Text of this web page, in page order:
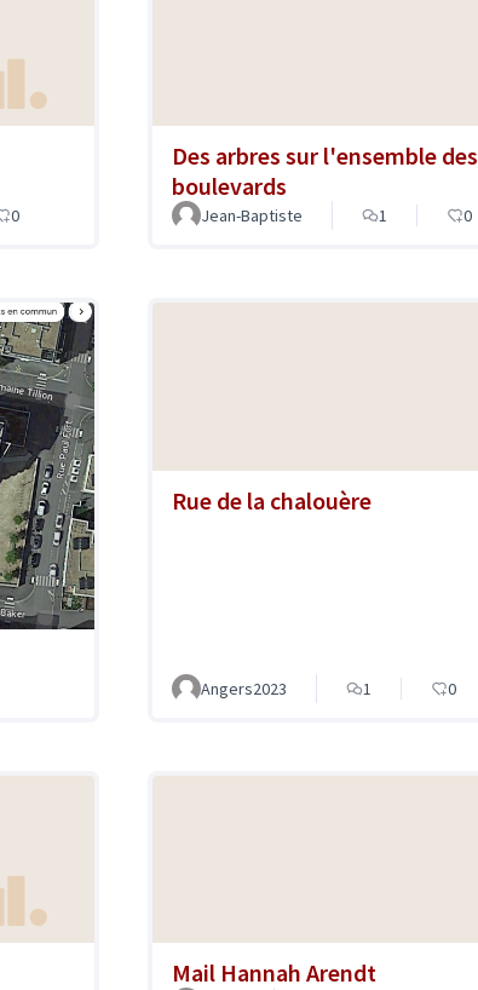
0
Des arbres sur l'ensemble des
boulevards
Jean-Baptiste 1 0
Rue de la chalouère
Angers2023 1 0
Mail Hannah Arendt